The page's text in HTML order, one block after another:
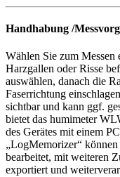
Handhabung /
Wählen Sie zum Messen
Harzgallen oder Risse
auswählen, danach die
Faserrichtung
sichtbar und kann ggf.
bietet das humimeter
des Gerätes mit einem
„LogMemorizer“ können
bearbeitet, mit weiteren
exportiert und